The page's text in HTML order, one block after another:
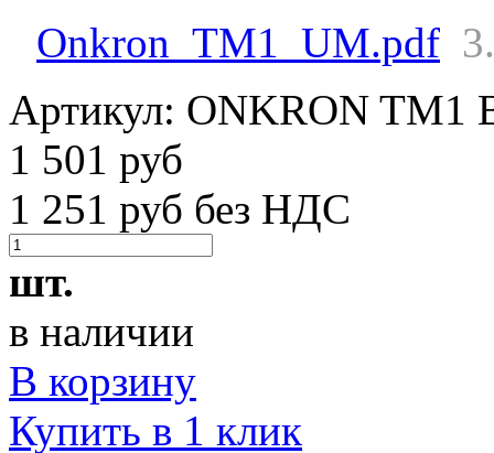
Onkron_TM1_UM.pdf
Артикул: ONKRON TM1
1 501 руб
1 251 руб без НДС
шт.
в наличии
В корзину
Купить в 1 клик